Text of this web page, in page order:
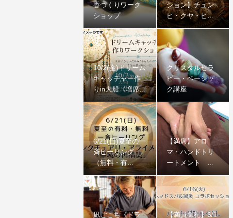
香つくりワーク
ショップ
ション】チュン
ピ・クヤ・ヒー
リング｜ペル
ー・アンデスの
聖なる石
10/2(金)ドリーム
キャッチャー作
りin大船《増席し
ました》
クリスタルセラ
ピー・ベーシッ
ク講座
6/21(日)夏至の一
斉ヒーリング
（無料・有
料）：サンクチ
ュアリ・アライ
メント「聖域の
再構築」
【満席】アロ
マ・ハンドトリ
ートメント コ
凪ごこち《ドラ 【満員御礼】6/1